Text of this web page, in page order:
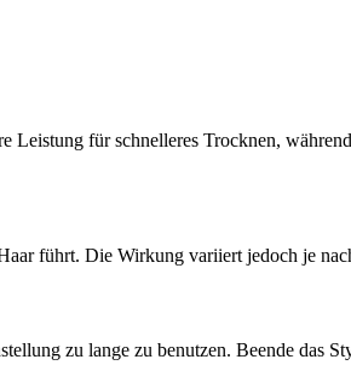
für schnelleres Trocknen,
führt. Die Wirkung variiert jedoch je
zu lange zu benutzen. Beende das